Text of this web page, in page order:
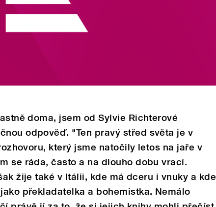
doma, jsem od Sylvie Richterové
odpověď. "Ten pravý střed světa je v
který jsme natočily letos na jaře v
se ráda, často a na dlouho dobu vrací.
žije také v Itálii, kde má dceru i vnuky a kde
překladatelka a bohemistka. Nemálo